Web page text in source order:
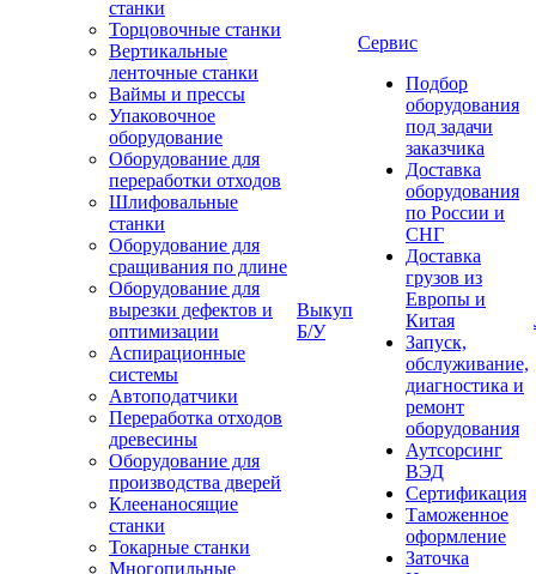
станки
Торцовочные станки
Вертикальные
ленточные станки
Ваймы и прессы
Упаковочное
оборудование
Оборудование для
переработки отходов
Шлифовальные
станки
Оборудование для
сращивания по длине
Оборудование для
вырезки дефектов и
оптимизации
Аспирационные
системы
Автоподатчики
Переработка отходов
древесины
Оборудование для
производства дверей
Клеенаносящие
станки
Токарные станки
Многопильные
Выкуп
Б/У
Сервис
Подбор
оборудования
под задачи
заказчика
Доставка
оборудования
по России и
СНГ
Доставка
грузов из
Европы и
Китая
Запуск,
обслуживание,
диагностика и
ремонт
оборудования
Аутсорсинг
ВЭД
Сертификация
Таможенное
оформление
Заточка